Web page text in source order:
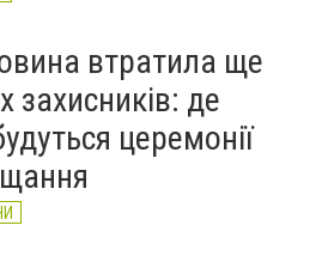
втратила ще
захисників: де
церемонії